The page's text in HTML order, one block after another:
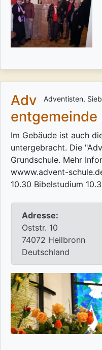
Adventisten,
Adv
entgemeinde
Im Gebäude ist auch
untergebracht. Die
Grundschule. Mehr
wwww.advent-
10.30 Bibelstudium
Adresse:
Oststr. 10
74072 Heilbronn
Deutschland